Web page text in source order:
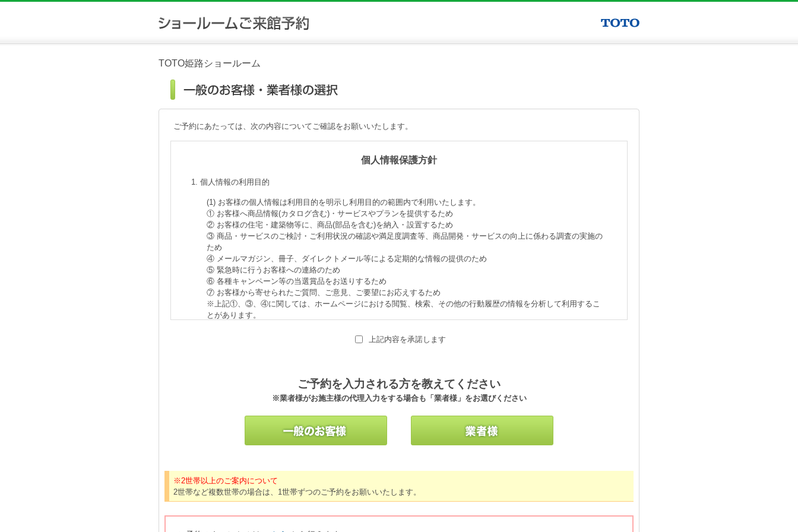
TOTO姫路ショールーム
ご予約にあたっては、次の内容についてご確認をお願いいたします。
上記内容を承諾します
ご予約を入力される方を教えてください
※業者様がお施主様の代理入力をする場合も「業者様」をお選びください
※2世帯以上のご案内について
2世帯など複数世帯の場合は、1世帯ずつのご予約をお願いいたします。